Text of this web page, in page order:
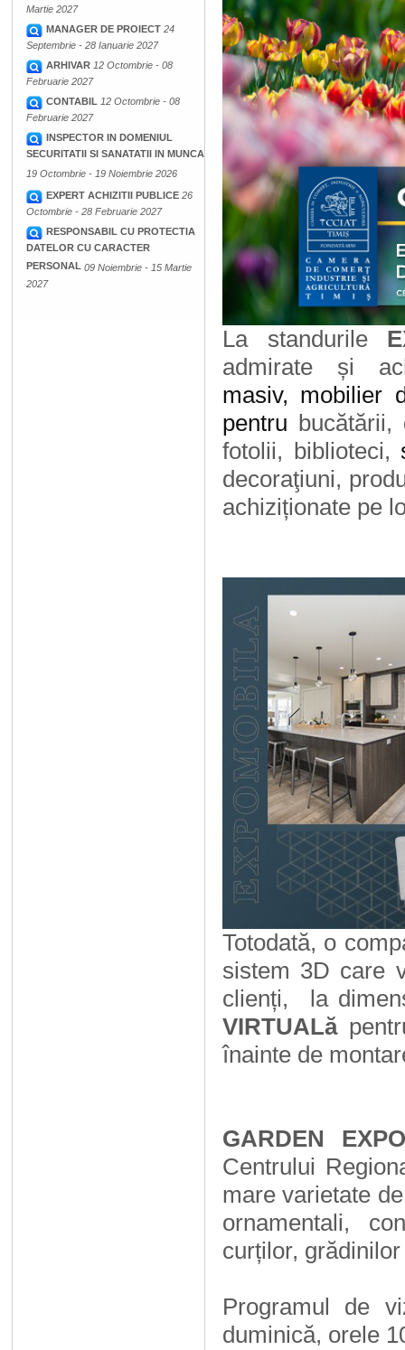
Martie 2027
MANAGER DE PROIECT 24
Septembrie - 28 Ianuarie 2027
ARHIVAR 12 Octombrie - 08
Februarie 2027
CONTABIL 12 Octombrie - 08
Februarie 2027
INSPECTOR IN DOMENIUL
SECURITATII SI SANATATII IN MUNCA
19 Octombrie - 19 Noiembrie 2026
EXPERT ACHIZITII PUBLICE 26
Octombrie - 28 Februarie 2027
RESPONSABIL CU PROTECTIA
DATELOR CU CARACTER
PERSONAL 09 Noiembrie - 15 Martie
2027
La standurile
admirate și
masiv, mobilier
pentru bucătării,
fotolii, biblioteci,
decoraţiuni,
achiziționate pe
Totodată, o
sistem 3D care
clienți, la
VIRTUALă
înainte de
GARDEN
Centrului
mare varietate
ornamentali,
curților,
Programul de
duminică, orele